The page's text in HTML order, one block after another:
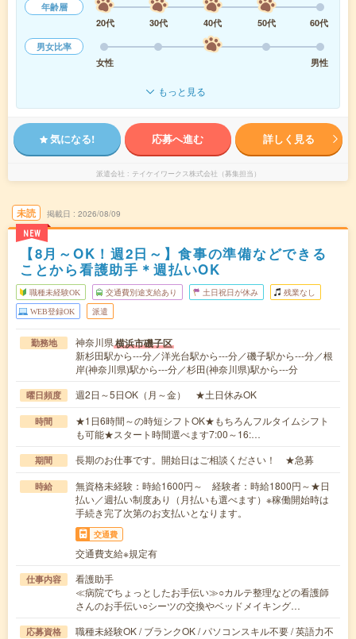
年齢層
20代
30代 40代 50代
60代
男女比率
女性
男性
もっと見る
気になる! 応募へ進む 詳しく見る
派遣会社 テイケイワークス株式会社（募集担当）
未読
NEW
掲載日 2026/08/09
【8月～OK！週2日～】食事の準備などできる
ことから看護助手＊週払いOK
職種未経験OK 交通費別途支給あり 土日祝日が休み 残業なし
WEB登録OK 派遣
勤務地 神奈川県横浜市磯子区
新杉田駅から---分／洋光台駅から---分／磯子駅から---分／根
岸(神奈川県)駅から---分／杉田(神奈川県)駅から---分
曜日頻度 週2日～5日OK（月～金） ★土日休みOK
時間
★1日6時間～の時短シフトOK★もちろんフルタイムシフト
も可能★スタート時間選べます7:00～16:…
期間 長期のお仕事です。開始日はご相談ください！ ★急募
時給
無資格未経験：時給1600円～ 経験者：時給1800円～★日
払い／週払い制度あり（月払いも選べます）※稼働開始時は
手続き完了次第のお支払いとなります。
交通費
交通費支給※規定有
仕事内容
看護助手
≪病院でちょっとしたお手伝い≫○カルテ整理などの看護師
さんのお手伝い○シーツの交換やベッドメイキング…
応募資格
職種未経験OK / ブランクOK / パソコンスキル不要 / 英語力不